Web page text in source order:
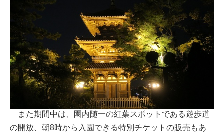
また期間中は、園内随一の紅葉スポットである遊歩道
の開放、朝8時から入園できる特別チケットの販売もあ